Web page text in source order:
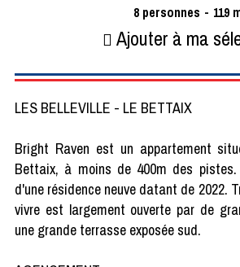
8 personnes 119
Ajouter à ma
LES BELLEVILLE - LE BETTAIX
Bright Raven est un appartement
Bettaix, à moins de 400m des
d'une résidence neuve datant de 2022.
vivre est largement ouverte par de
une grande terrasse exposée sud.